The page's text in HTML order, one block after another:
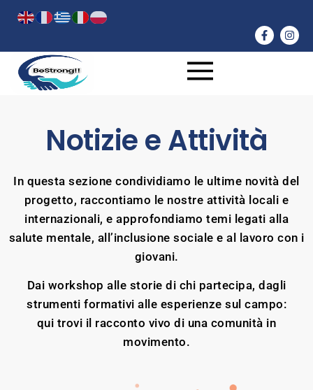
Notizie e Attività
In questa sezione condividiamo le ultime novità del
progetto, raccontiamo le nostre attività locali e
internazionali, e approfondiamo temi legati alla
salute mentale, all’inclusione sociale e al lavoro con i
giovani.
Dai workshop alle storie di chi partecipa, dagli
strumenti formativi alle esperienze sul campo:
qui trovi il racconto vivo di una comunità in
movimento.